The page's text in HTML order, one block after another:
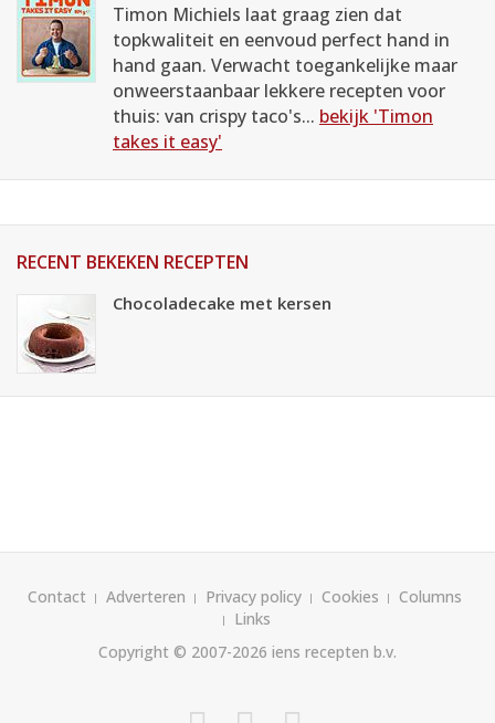
Timon Michiels laat graag zien dat
topkwaliteit en eenvoud perfect hand in
hand gaan. Verwacht toegankelijke maar
onweerstaanbaar lekkere recepten voor
thuis: van crispy taco's... bekijk 'Timon
takes it easy'
RECENT BEKEKEN RECEPTEN
Chocoladecake met kersen
Contact Adverteren Privacy policy Cookies
Columns
Links
Copyright © 2007-2026 iens recepten b.v.